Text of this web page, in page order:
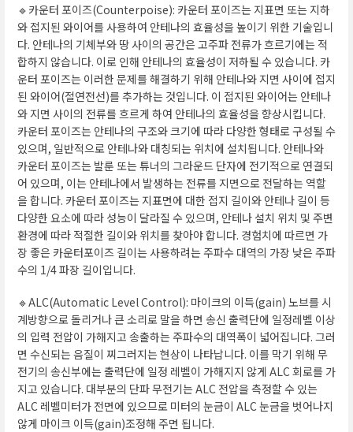
🔹카운터 포이즈(Counterpoise): 카운터 포이즈는 지표면 또는 지하
와 접지된 와이어를 사용하여 안테나의 효율성을 높이기 위한 기술입니
다. 안테나의 기체부와 땅 사이의 공간은 고주파 전류가 흐르기에는 적
합하지 않습니다. 이로 인해 안테나의 효율성이 저하될 수 있습니다. 카
운터 포이즈는 이러한 문제를 해결하기 위해 안테나와 지면 사이에 접지
된 와이어(절연전선)를 추가하는 것입니다. 이 접지된 와이어는 안테나
와 지면 사이의 전류를 흐르게 하여 안테나의 효율성을 향상시킵니다.
카운터 포이즈는 안테나의 구조와 크기에 따라 다양한 형태로 구성될 수
있으며, 일반적으로 안테나와 대칭되는 위치에 설치됩니다. 안테나와
카운터 포이즈는 발룬 또는 튜너의 그라운드 단자에 전기적으로 연결되
어 있으며, 이는 안테나에서 발생하는 전류를 지면으로 전달하는 역할
을 합니다. 카운터 포이즈는 지표면에 대한 접지 길이와 안테나 길이 등
다양한 요소에 따라 성능이 달라질 수 있으며, 안테나 설치 위치 및 주변
환경에 따라 적절한 길이와 위치를 찾아야 합니다. 경험치에 따르면 가
장 좋은 카운터포이즈 길이는 사용하려는 주파수 대역의 가장 낮은 주파
수의 1/4 파장 길이입니다.
🔹ALC(Automatic Level Control): 마이크의 이득(gain) 노브를 시
계방향으로 돌리거나 큰 소리로 말을 하면 송신 출력단에 일정레벨 이상
의 입력 전압이 가해지고 송출하는 주파수의 대역폭이 넓어집니다. 그러
면 수신되는 음질이 찌그러지는 현상이 나타납니다. 이를 막기 위해 무
전기의 송신부에는 출력단에 일정 레벨이 가해지지 않게 ALC 회로를 가
지고 있습니다. 대부분의 단파 무전기는 ALC 전압을 측정할 수 있는
ALC 레벨미터가 전면에 있으므로 미터의 눈금이 ALC 눈금을 벗어나지
않게 마이크 이득(gain)조정해 주면 됩니다.